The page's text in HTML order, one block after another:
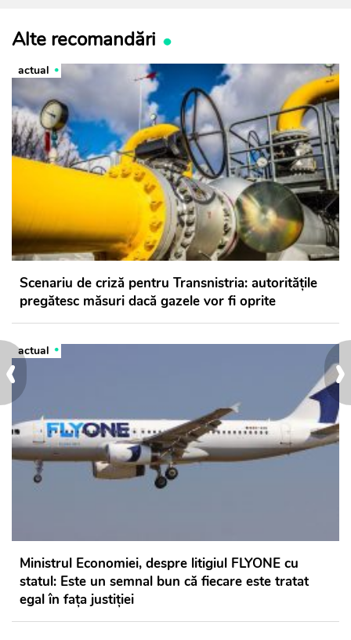
›
‹
Alte recomandări
actual
Scenariu de criză pentru Transnistria: autoritățile
pregătesc măsuri dacă gazele vor fi oprite
actual
Ministrul Economiei, despre litigiul FLYONE cu
statul: Este un semnal bun că fiecare este tratat
egal în fața justiției